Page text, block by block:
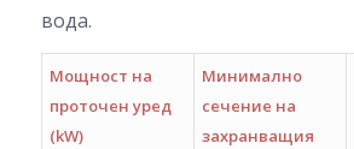
вода.
Мощност на
проточен уред
(kW)
Минимално
сечение на
захранващия